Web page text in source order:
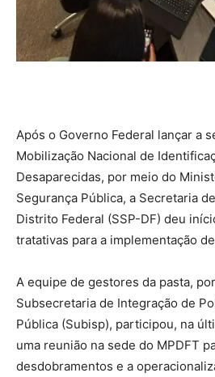
Após o Governo Federal lançar a
Mobilização Nacional de
Desaparecidas, por meio do
Segurança Pública, a Secretaria
Distrito Federal (SSP-DF) deu
tratativas para a implementação
A equipe de gestores da pasta,
Subsecretaria de Integração de
Pública (Subisp), participou, na
uma reunião na sede do MPDFT
desdobramentos e a